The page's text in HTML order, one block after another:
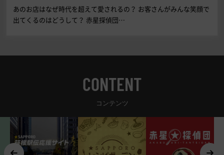
あのお店はなぜ時代を超えて愛されるの？ お客さんがみんな笑顔で
出てくるのはどうして？ 赤星探偵団…
CONTENT
コンテンツ